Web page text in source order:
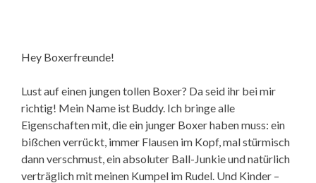
Hey Boxerfreunde!
Lust auf einen jungen tollen Boxer? Da seid ihr bei mir
richtig! Mein Name ist Buddy. Ich bringe alle
Eigenschaften mit, die ein junger Boxer haben muss: ein
bißchen verrückt, immer Flausen im Kopf, mal stürmisch
dann verschmust, ein absoluter Ball-Junkie und natürlich
verträglich mit meinen Kumpel im Rudel. Und Kinder –